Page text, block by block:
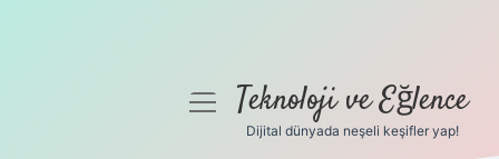
menüyüTeknoloji ve Eğlence
Dijital dünyada neşeli keşifler yap!